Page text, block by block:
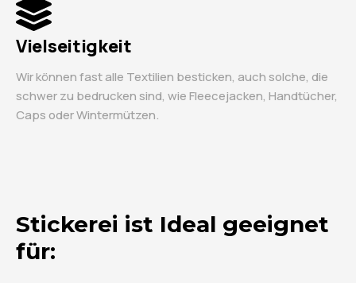
Vielseitigkeit
Wir können fast alle Textilien besticken, auch solche, die
schwer zu bedrucken sind, wie Fleecejacken, Handtücher,
Caps oder Wintermützen.
Stickerei ist Ideal geeignet
für: